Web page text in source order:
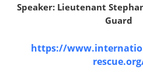
Speaker: Lieutenant
Guard
https://